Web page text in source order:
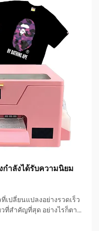
กำลังได้รับความนิยม
ปลี่ยนแปลงอย่างรวดเร็ว
ที่สำคัญที่สุด อย่างไรก็ตาม